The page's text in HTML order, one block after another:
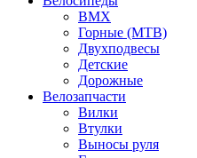
BMX
Горные (MTB)
Двухподвесы
Детские
Дорожные
Велозапчасти
Вилки
Втулки
Выносы руля